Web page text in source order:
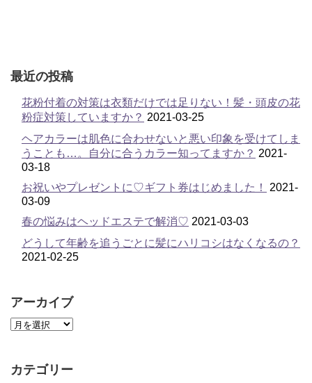
最近の投稿
花粉付着の対策は衣類だけでは足りない！髪・頭皮の花
粉症対策していますか？ 2021-03-25
ヘアカラーは肌色に合わせないと悪い印象を受けてしま
うことも…。自分に合うカラー知ってますか？ 2021-
03-18
お祝いやプレゼントに♡ギフト券はじめました！
2021-
03-09
春の悩みはヘッドエステで解消♡ 2021-03-03
どうして年齢を追うごとに髪にハリコシはなくなるの？
2021-02-25
アーカイブ
カテゴリー